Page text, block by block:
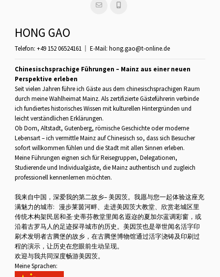
HONG GAO
Telefon: +49 152 06524161 E-Mail: hong.gao@t-online.de
Chinesischsprachige Führungen – Mainz aus einer neuen
Perspektive erleben
Seit vielen Jahren führe ich Gäste aus dem chinesischsprachigen Raum
durch meine Wahlheimat Mainz. Als zertifizierte Gästeführerin verbinde
ich fundiertes historisches Wissen mit kulturellen Hintergründen und
leicht verständlichen Erklärungen.
Ob Dom, Altstadt, Gutenberg, römische Geschichte oder moderne
Lebensart – ich vermittle Mainz auf Chinesisch so, dass sich Besucher
sofort willkommen fühlen und die Stadt mit allen Sinnen erleben.
Meine Führungen eignen sich für Reisegruppen, Delegationen,
Studierende und Individualgäste, die Mainz authentisch und zugleich
professionell kennenlernen möchten.
我来自中国，深爱我的第二故乡– 美因茨。我愿与您一起体验这座充
满魅力的城市: 漫步莱茵河畔、走进美因茨大教堂、欣赏老城区里
传统木构架民居和圣·史蒂芬教堂里闻名遐迩的夏加尔蓝调彩窗，或
沿着古罗马人的足迹探寻城市的历史。美因茨也是举世闻名活字印
刷术发明者古腾堡的故乡，在古腾堡博物馆通过活字浇铸及印刷过
程的演示，让历史在您眼前生动呈现。
欢迎与我共同深度畅游美因茨。
Meine Sprachen: